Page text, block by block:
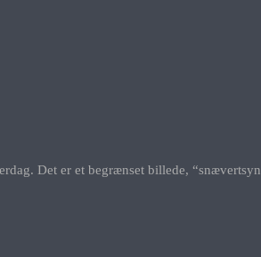
Det er et begrænset billede,